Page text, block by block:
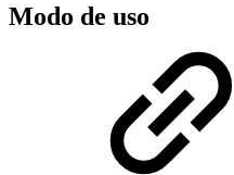
Modo de uso